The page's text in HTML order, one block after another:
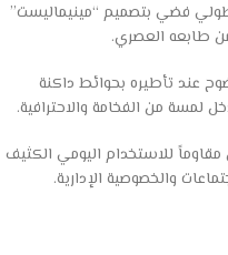
فضي بتصميم “مينيماليست”
طابعه العصري.
عند تأطيره بحوائط داكنة
لمسة من الفخامة والاحترافية.
للاستخدام اليومي الكثيف
والخصوصية الإدارية.